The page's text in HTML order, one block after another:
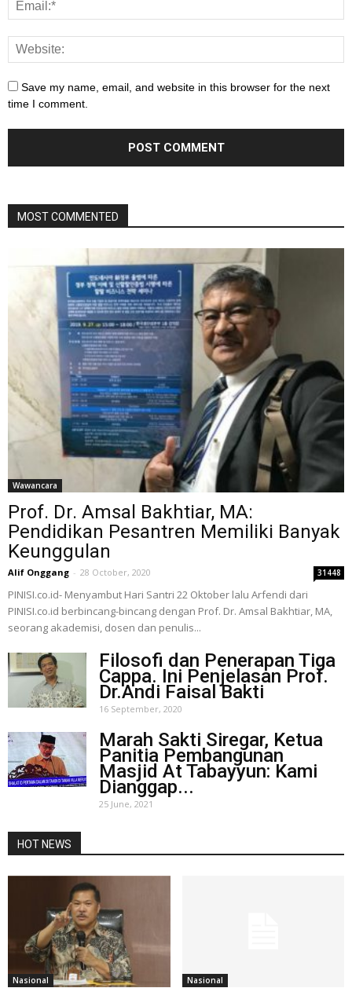
Save my name, email, and website in this browser for the next
time I comment.
MOST COMMENTED
Wawancara
Prof. Dr. Amsal Bakhtiar, MA:
Pendidikan Pesantren Memiliki Banyak
Keunggulan
Alif Onggang - 28 October, 2020 31448
PINISI.co.id- Menyambut Hari Santri 22 Oktober lalu Arfendi dari
PINISI.co.id berbincang-bincang dengan Prof. Dr. Amsal Bakhtiar, MA,
seorang akademisi, dosen dan penulis...
Filosofi dan Penerapan Tiga
Cappa. Ini Penjelasan Prof.
Dr.Andi Faisal Bakti
16 September, 2020
Marah Sakti Siregar, Ketua
Panitia Pembangunan
Masjid At Tabayyun: Kami
Dianggap...
25 June, 2021
HOT NEWS
Nasional Nasional